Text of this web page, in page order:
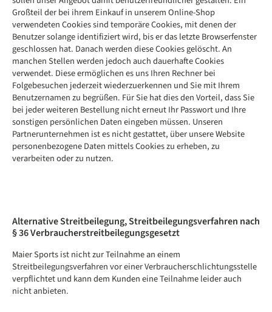
Großteil der bei ihrem Einkauf in unserem Online-Shop
verwendeten Cookies sind temporäre Cookies, mit denen der
Benutzer solange identifiziert wird, bis er das letzte Browserfenster
geschlossen hat. Danach werden diese Cookies gelöscht. An
manchen Stellen werden jedoch auch dauerhafte Cookies
verwendet. Diese ermöglichen es uns Ihren Rechner bei
Folgebesuchen jederzeit wiederzuerkennen und Sie mit Ihrem
Benutzernamen zu begrüßen. Für Sie hat dies den Vorteil, dass Sie
bei jeder weiteren Bestellung nicht erneut Ihr Passwort und Ihre
sonstigen persönlichen Daten eingeben müssen. Unseren
Partnerunternehmen ist es nicht gestattet, über unsere Website
personenbezogene Daten mittels Cookies zu erheben, zu
verarbeiten oder zu nutzen.
Alternative Streitbeilegung, Streitbeilegungsverfahren nach
§ 36 Verbraucherstreitbeilegungsgesetzt
Maier Sports ist nicht zur Teilnahme an einem
Streitbeilegungsverfahren vor einer Verbraucherschlichtungsstelle
verpflichtet und kann dem Kunden eine Teilnahme leider auch
nicht anbieten.